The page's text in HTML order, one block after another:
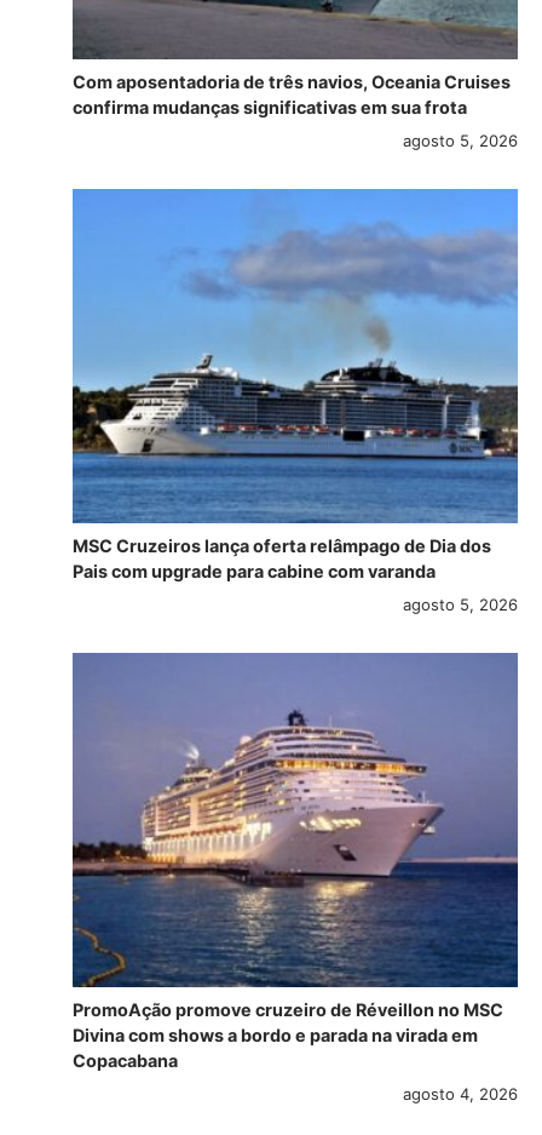
Com aposentadoria de três navios, Oceania Cruises
confirma mudanças significativas em sua frota
agosto 5, 2026
MSC Cruzeiros lança oferta relâmpago de Dia dos
Pais com upgrade para cabine com varanda
agosto 5, 2026
PromoAção promove cruzeiro de Réveillon no MSC
Divina com shows a bordo e parada na virada em
Copacabana
agosto 4, 2026